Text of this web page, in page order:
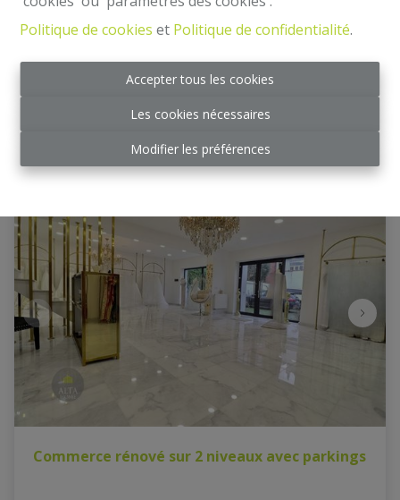
Politique de cookies et Politique de confidentialité.
Accepter tous les cookies
Les cookies nécessaires
Modifier les préférences
Chaussée d'Ixelles 194, 1050 Ixelles| Ref: 2254
€ 3.000 /mois
Commerce rénové sur 2 niveaux avec parkings